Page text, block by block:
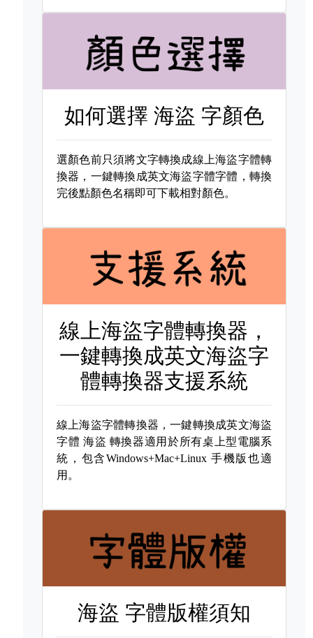
如何選擇海盜 字顏色
選顏色前只須將文字轉換成線上海盜字體轉
換器，一鍵轉換成英文海盜字體字體，轉換
完後點顏色名稱即可下載相對顏色。
線上海盜字體轉換器，
一鍵轉換成英文海盜字
體轉換器支援系統
線上海盜字體轉換器，一鍵轉換成英文海盜
字體 海盜 轉換器適用於所有桌上型電腦系
統，包含Windows+Mac+Linux 手機版也適
用。
海盜 字體版權須知